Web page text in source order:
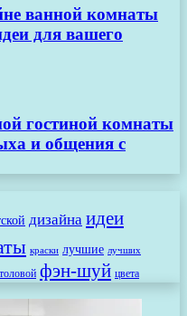
ванной комнаты
для вашего
гостиной комнаты
и общения с
дизайна идеи
краски лучшие лучших
фэн-шуй цвета